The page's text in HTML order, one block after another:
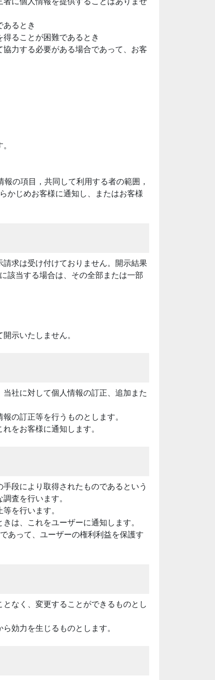
るとき
ることが困難であるとき
力する必要がある場合であって、お客
の項目，共同して利用する者の範囲，
かじめお客様に通知し、またはお客様
求は受け付けておりません。開示結果
該当する場合は、その全部または一部
示いたしません。
社に対して個人情報の訂正、追加また
の訂正等を行うものとします。
をお客様に通知します。
段により取得されたものであるという
査を行います。
を行います。
は、これをユーザーに通知します。
あって、ユーザーの権利利益を保護す
なく、変更することができるものとし
効力を生じるものとします。